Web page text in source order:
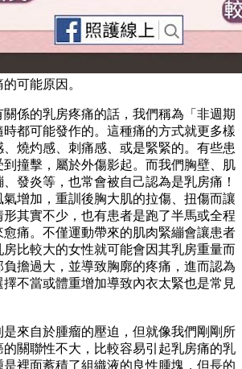
可能原因。
係的乳房疼痛的話，我們稱為「非週期
都可能發作的。這種痛的方式就更多樣
燒灼感、刺痛感、或是緊緊的。有些患
撞擊，屬於外傷影起。而我們胸壁、肌
發炎等，也常會被自己認為是乳房痛！
增加，重訓後胸大肌的拉傷、扭傷而讓
其實不少，也有患者是跑了半馬或全程
痛。不僅運動帶來的肌肉緊繃會讓患者
比較大的女性就可能會因其乳房重量而
擔過大，並導致胸廓的疼痛，進而認為
不當或體重增加導致內衣太緊也是常見
來自於腫瘤的壓迫，但就像我們剛剛所
關聯性不大，比較容易引起乳房痛的乳
是裡面蓄積了組織液的良性腫塊，但長的